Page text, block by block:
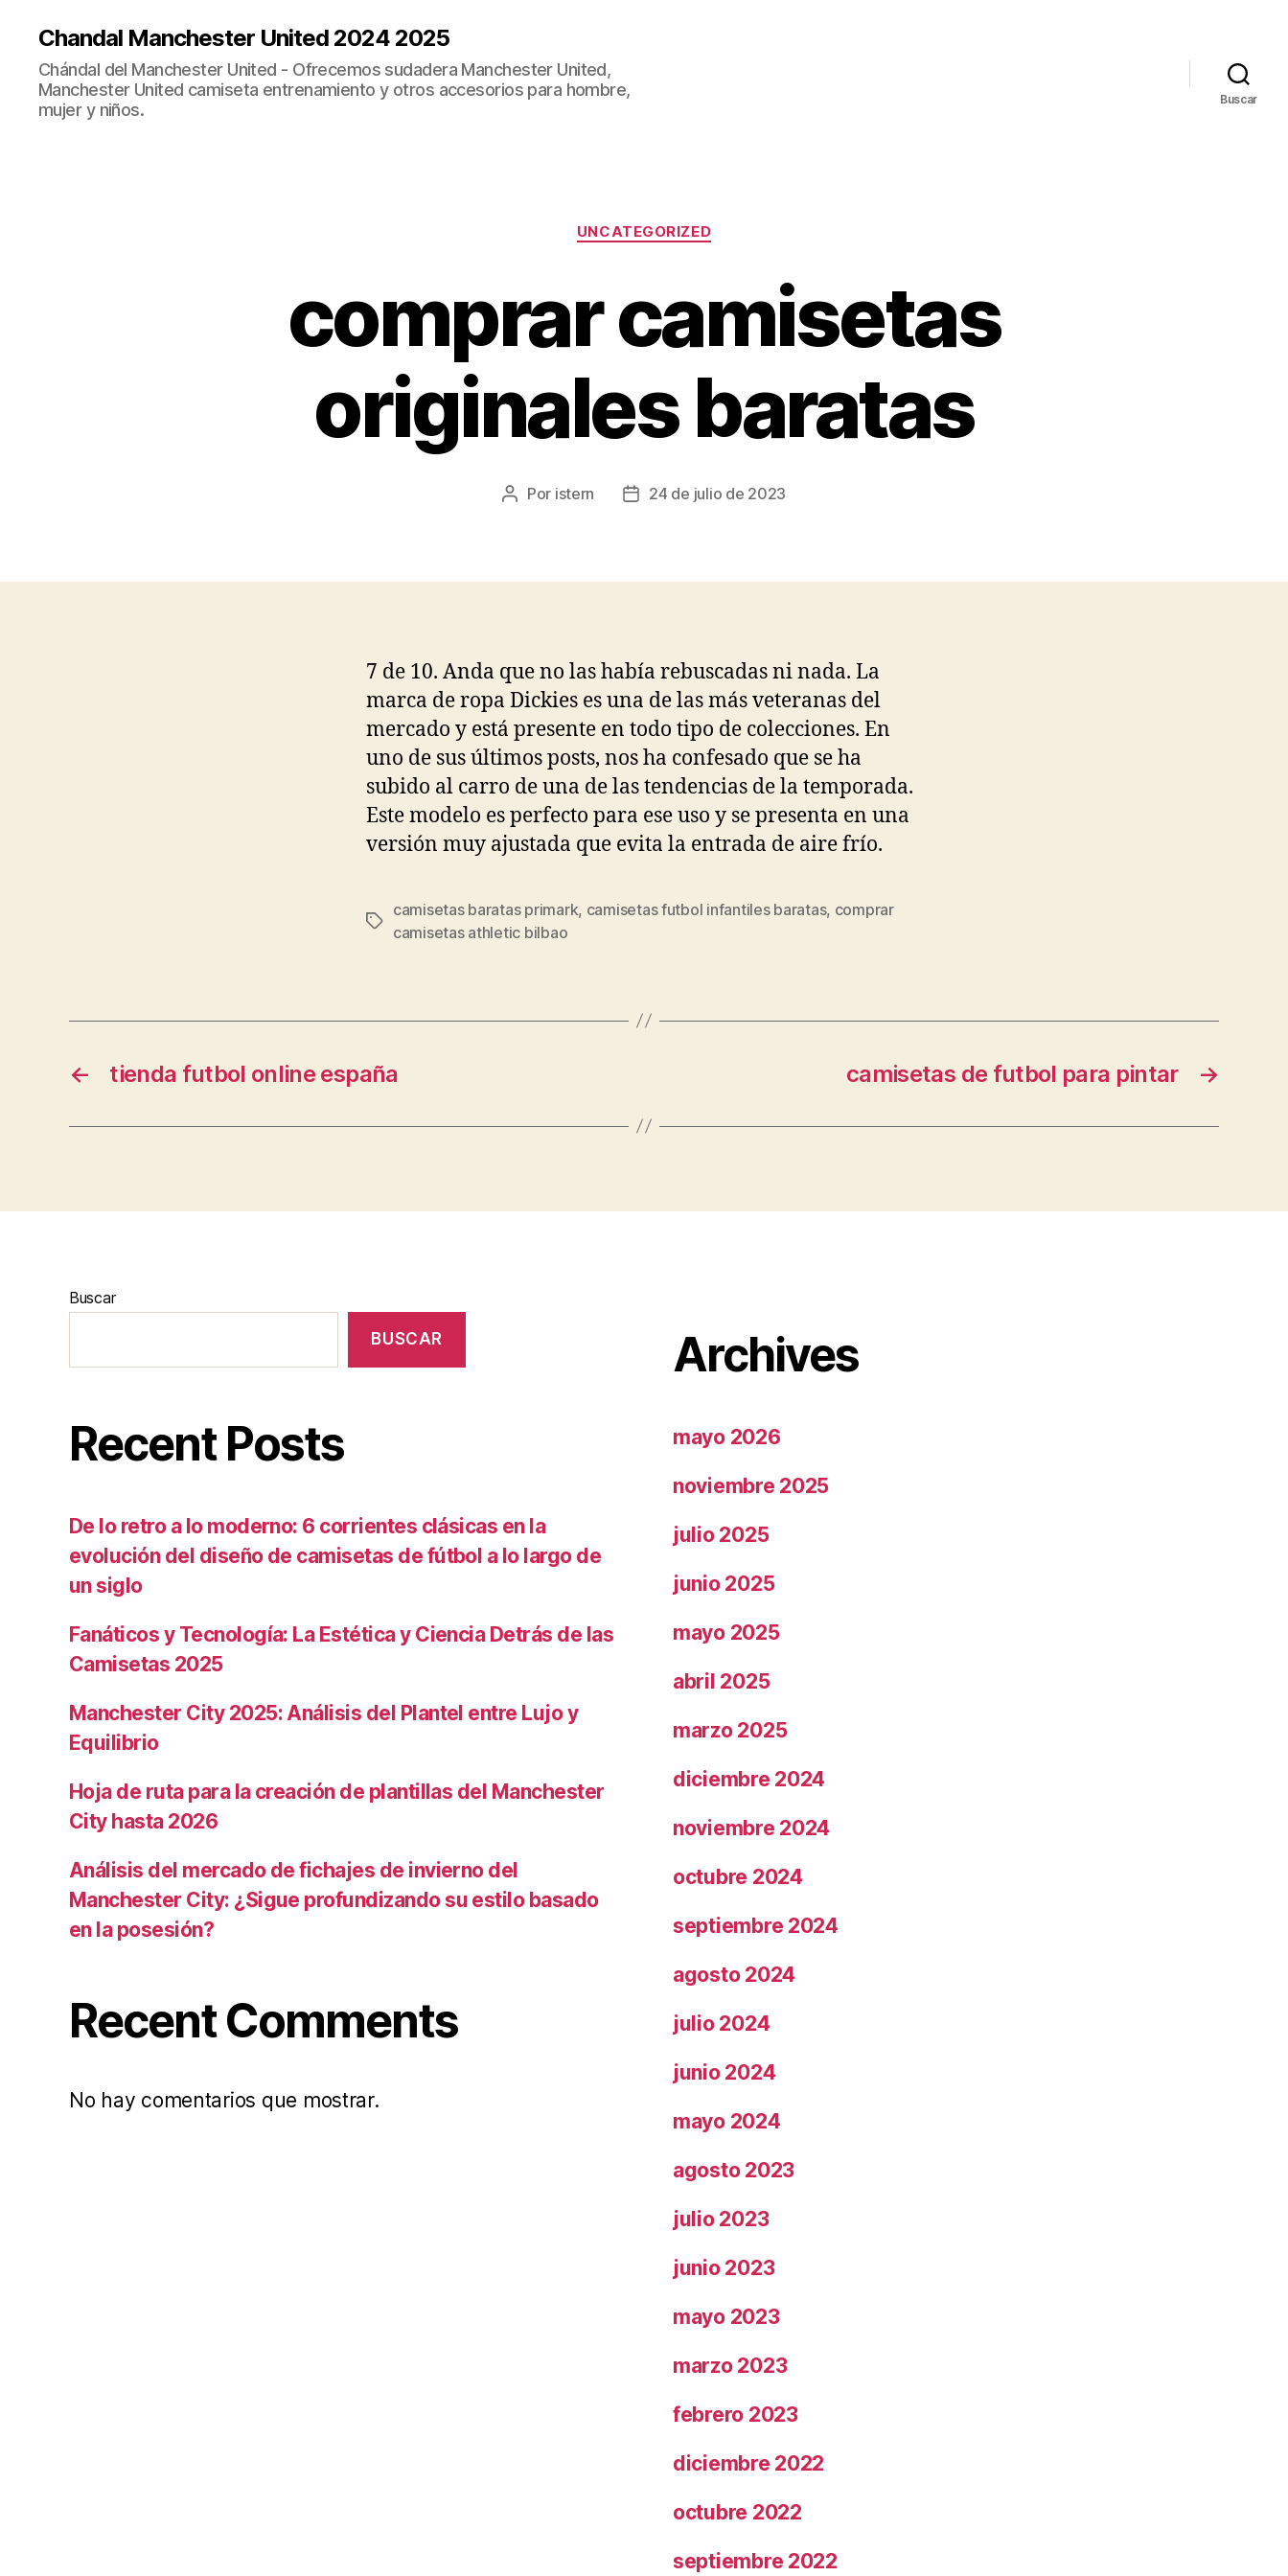
Chandal Manchester United 2024 2025
Chándal del Manchester United - Ofrecemos sudadera Manchester United,
Manchester United camiseta entrenamiento y otros accesorios para hombre,
mujer y niños.
Buscar
Categorías
UNCATEGORIZED
comprar camisetas
originales baratas
Autor
Por istern
Fecha24 de julio de 2023
7 de 10. Anda que no las había rebuscadas ni nada. La
marca de ropa Dickies es una de las más veteranas del
mercado y está presente en todo tipo de colecciones. En
uno de sus últimos posts, nos ha confesado que se ha
subido al carro de una de las tendencias de la temporada.
Este modelo es perfecto para ese uso y se presenta en una
versión muy ajustada que evita la entrada de aire frío.
Etiquetas
camisetas baratas primark, camisetas futbol infantiles baratas, comprar
camisetas athletic bilbao
← tienda futbol online españa →
camisetas de futbol para pintar
Buscar
BUSCAR
Recent Posts
De lo retro a lo moderno: 6 corrientes clásicas en la
evolución del diseño de camisetas de fútbol a lo largo de
un siglo
Fanáticos y Tecnología: La Estética y Ciencia Detrás de las
Camisetas 2025
Manchester City 2025: Análisis del Plantel entre Lujo y
Equilibrio
Hoja de ruta para la creación de plantillas del Manchester
City hasta 2026
Análisis del mercado de fichajes de invierno del
Manchester City: ¿Sigue profundizando su estilo basado
en la posesión?
Recent Comments
No hay comentarios que mostrar.
Archives
mayo 2026
noviembre 2025
julio 2025
junio 2025
mayo 2025
abril 2025
marzo 2025
diciembre 2024
noviembre 2024
octubre 2024
septiembre 2024
agosto 2024
julio 2024
junio 2024
mayo 2024
agosto 2023
julio 2023
junio 2023
mayo 2023
marzo 2023
febrero 2023
diciembre 2022
octubre 2022
septiembre 2022